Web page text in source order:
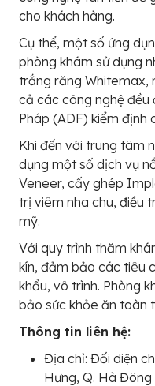
cho khách hàng.
Cụ thể, một số ứng
phòng khám sử dụng
trắng răng Whitemax,
cả các công nghệ đều
Pháp (ADF) kiểm định
Khi đến với trung tâm
dụng một số dịch vụ
Veneer, cấy ghép
trị viêm nha chu, điều
mỹ.
Với quy trình thăm
kín, đảm bảo các tiêu
khẩu, vô trình. Phòng
bảo sức khỏe ăn toàn
Thông tin liên hệ:
Địa chỉ: Đối diện
Hưng, Q. Hà Đông